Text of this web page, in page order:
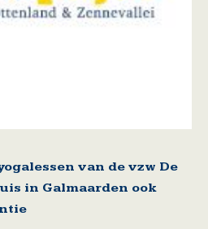
van de vzw De
in Galmaarden ook